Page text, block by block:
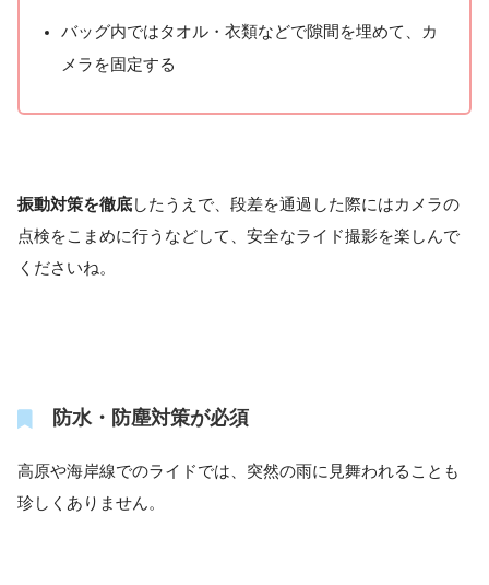
バッグ内ではタオル・衣類などで隙間を埋めて、カ
メラを固定する
振動対策を徹底したうえで、段差を通過した際にはカメラの
点検をこまめに行うなどして、安全なライド撮影を楽しんで
くださいね。
防水・防塵対策が必須
高原や海岸線でのライドでは、突然の雨に見舞われることも
珍しくありません。